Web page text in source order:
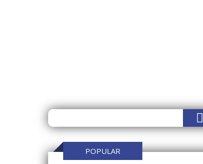
POPULAR